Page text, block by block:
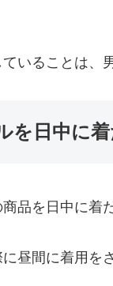
いることは、
を日中に
品を日中に着
昼間に着用を